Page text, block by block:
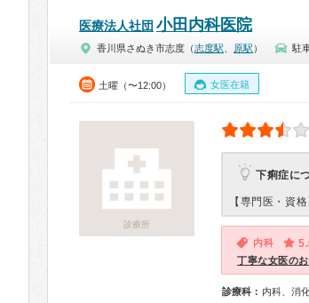
医療法人社団 小田内科医院
香川県さぬき市志度（志度駅 原駅 ） 駐
土曜（〜12:00） 女医在籍
診療所
下痢症に
【専門医・資格
内科
丁寧な女医の
診療科： 内科、消